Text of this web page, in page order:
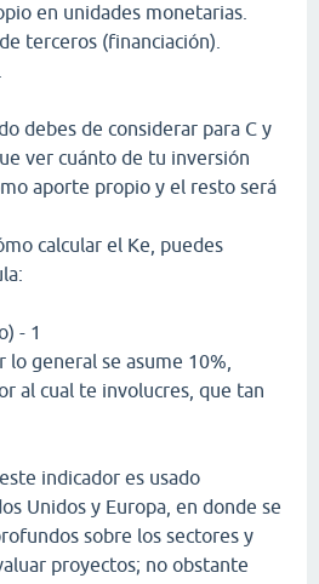
en unidades monetarias.
terceros (financiación).
debes de considerar para C y
ver cuánto de tu inversión
aporte propio y el resto será
calcular el Ke, puedes
- 1
general se asume 10%,
al cual te involucres, que tan
indicador es usado
Unidos y Europa, en donde se
sobre los sectores y
proyectos; no obstante